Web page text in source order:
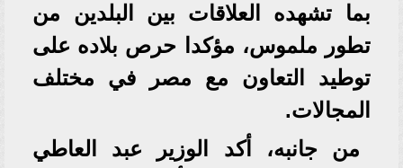
بما تشهده العلاقات بين البلدين من
تطور ملموس، مؤكدا حرص بلاده على
توطيد التعاون مع مصر في مختلف
المجالات.
من جانبه، أكد الوزير عبد العاطي